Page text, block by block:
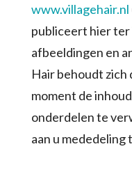
www.villagehair.nl
publiceert hier
afbeeldingen en
Hair behoudt zich
moment de
onderdelen te
aan u mededeling